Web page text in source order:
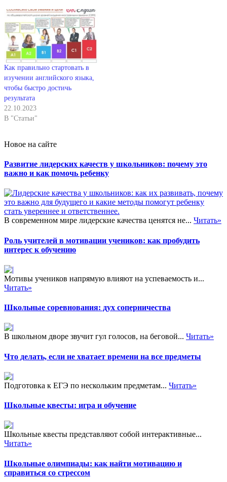
Как правильно стартовать в
изучении английского языка,
чтобы быстро достичь
результата
22.10.2023
В "Статьи"
Новое на сайте
Развитие лидерских качеств у школьников: почему это
важно и как помочь ребенку
В современном мире лидерские качества ценятся не... Читать»
Роль учителей в мотивации учеников: как пробудить
интерес к обучению
Мотивы учеников напрямую влияют на успеваемость и...
Читать»
Школьные соревнования: дух соперничества
В школьном дворе звучит гул голосов, на беговой... Читать»
Что делать, если не хватает времени на все предметы
Подготовка к ЕГЭ по нескольким предметам... Читать»
Школьные квесты: игра и обучение
Школьные квесты представляют собой интерактивные...
Читать»
Школьные олимпиады: как найти мотивацию и
справиться со стрессом